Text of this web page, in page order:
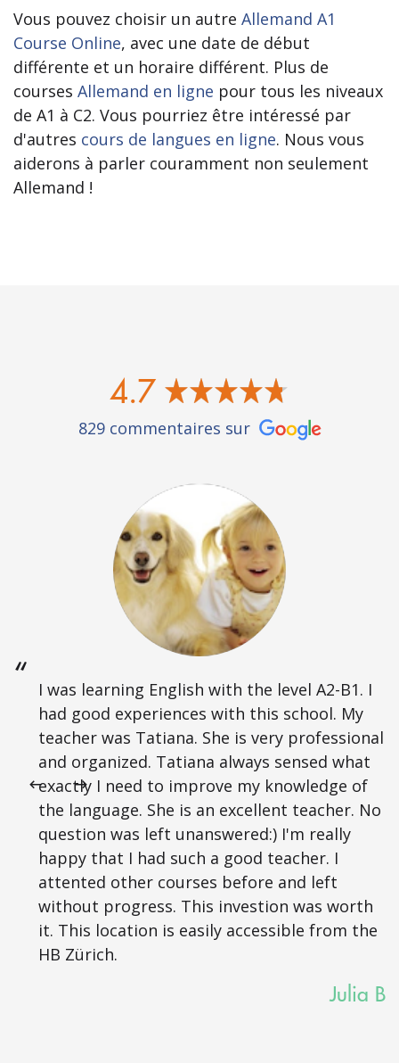
Vous pouvez choisir un autre Allemand A1
Course Online, avec une date de début
différente et un horaire différent. Plus de
courses Allemand en ligne pour tous les niveaux
de A1 à C2. Vous pourriez être intéressé par
d'autres cours de langues en ligne. Nous vous
aiderons à parler couramment non seulement
Allemand !
4.7
829 commentaires sur
I was learning English with the level A2-B1. I
had good experiences with this school. My
teacher was Tatiana. She is very professional
and organized. Tatiana always sensed what
exactly I need to improve my knowledge of
the language. She is an excellent teacher. No
question was left unanswered:) I'm really
happy that I had such a good teacher. I
attented other courses before and left
without progress. This investion was worth
it. This location is easily accessible from the
HB Zürich.
Julia B